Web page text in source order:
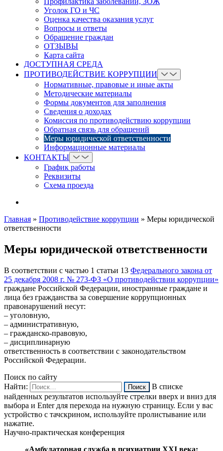
Уголок ГО и ЧС
Оценка качества оказания услуг
Вопросы и ответы
Обращение граждан
ОТЗЫВЫ
Карта сайта
ДОСТУПНАЯ СРЕДА
ПРОТИВОДЕЙСТВИЕ КОРРУПЦИИ
Нормативные, правовые и иные акты
Методические материалы
Формы документов для заполнения
Сведения о доходах
Комиссия по противодействию коррупции
Обратная связь для обращений
Меры юридической ответственности
Информационные материалы
КОНТАКТЫ
График работы
Реквизиты
Схема проезда
Главная » Противодействие коррупции » Меры юридической
ответственности
Меры юридической ответственности
В соответствии с частью 1 статьи 13 Федерального закона от
25 декабря 2008 г. № 273-ФЗ «О противодействии коррупции»
граждане Российской Федерации, иностранные граждане и
лица без гражданства за совершение коррупционных
правонарушений несут:
– уголовную,
– административную,
– гражданско-правовую,
– дисциплинарную
ответственность в соответствии с законодательством
Российской Федерации.
Поиск по сайту
Найти:
В списке
найденных результатов используйте стрелки вверх и вниз для
выбора и Enter для перехода на нужную страницу. Если у вас
устройство с тачскрином, используйте пролистывание или
нажатие.
Научно-практическая конференция
«Амбулаторная служба в психиатрии XXI века: